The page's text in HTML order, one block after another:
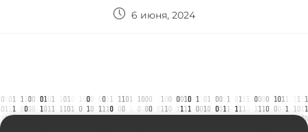
6 июня, 2024